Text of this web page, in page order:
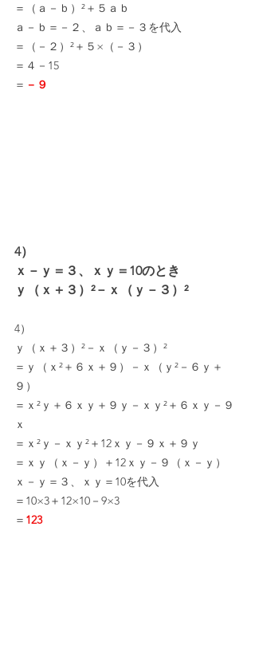
＝（ａ－ｂ）²＋５ａｂ
ａ－ｂ＝－２、ａｂ＝－３を代入
＝（－２）²＋５×（－３）
＝４－15
＝ －９
4）
ｘ－ｙ＝３、ｘｙ＝10のとき
ｙ（ｘ＋３）²－ｘ（ｙ－３）²
4）
ｙ（ｘ＋３）²－ｘ（ｙ－３）²
＝ｙ（ｘ²＋６ｘ＋９）－ｘ（ｙ²－６ｙ＋
９）
＝ｘ²ｙ＋６ｘｙ＋９ｙ－ｘｙ²＋６ｘｙ－９
ｘ
＝ｘ²ｙ－ｘｙ²＋12ｘｙ－９ｘ＋９ｙ
＝ｘｙ（ｘ－ｙ）＋12ｘｙ－９（ｘ－ｙ）
ｘ－ｙ＝３、ｘｙ＝10を代入
＝10×3＋12×10－9×3
＝ 123